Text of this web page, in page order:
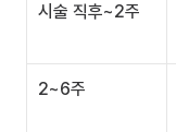
시술 직후~2주
2~6주